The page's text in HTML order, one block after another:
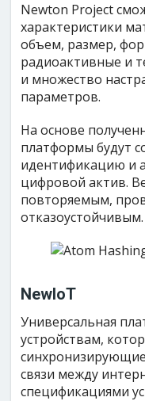
Newton Project
характеристики
объем, размер,
радиоактивные и
и множество
параметров.
На основе
платформы будут
идентификацию и
цифровой актив.
повторяемым,
отказоустойчивым.
NewIoT
Универсальная
устройствам,
связи между
спецификациями